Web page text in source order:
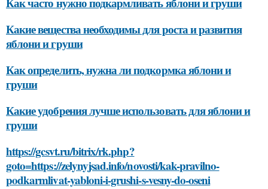
Какие вещества необходимы для роста и развития
яблони и груши
Как определить, нужна ли подкормка яблони и
груши
Какие удобрения лучше использовать для яблони и
груши
https://gcsvt.ru/bitrix/rk.php?
goto=https://zelynyjsad.info/novosti/kak-pravilno-
podkarmlivat-yabloni-i-grushi-s-vesny-do-oseni